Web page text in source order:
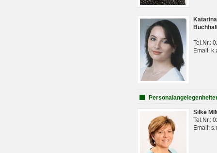
Tel.Nr.:
Email:
Silke
Tel.Nr.:
Email: